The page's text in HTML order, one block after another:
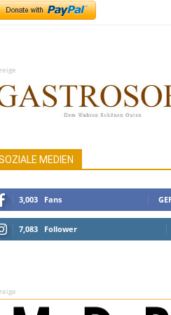
MEDIEN
3,003 Fans
7,083 Follower